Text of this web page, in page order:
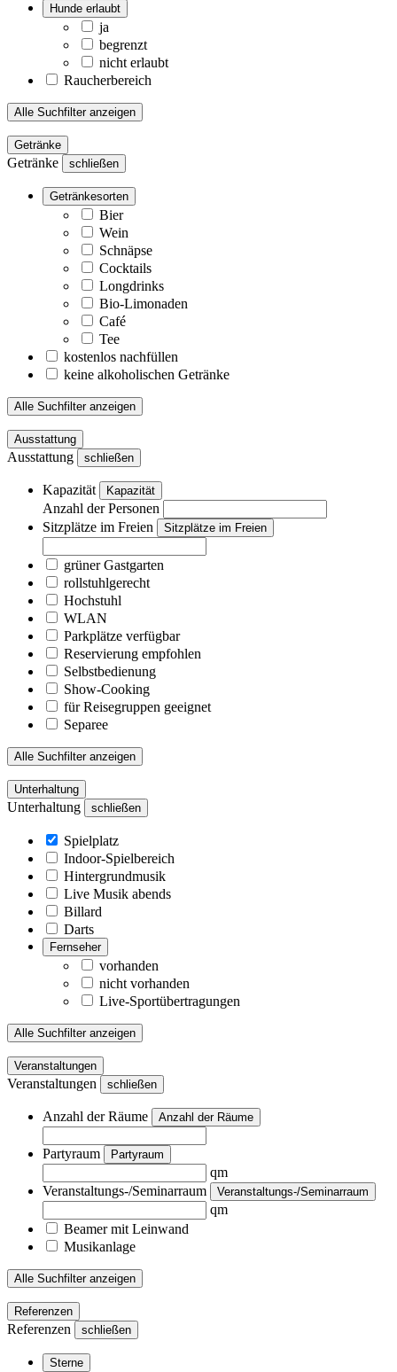
Hunde erlaubt
ja
begrenzt
nicht erlaubt
Raucherbereich
Alle Suchfilter anzeigen
Getränke
Getränke schließen
Getränkesorten
Bier
Wein
Schnäpse
Cocktails
Longdrinks
Bio-Limonaden
Café
Tee
kostenlos nachfüllen
keine alkoholischen Getränke
Alle Suchfilter anzeigen
Ausstattung
Ausstattung schließen
Kapazität Kapazität
Anzahl der Personen
Sitzplätze im Freien
Sitzplätze im Freien
grüner Gastgarten
rollstuhlgerecht
Hochstuhl
WLAN
Parkplätze verfügbar
Reservierung empfohlen
Selbstbedienung
Show-Cooking
für Reisegruppen geeignet
Separee
Alle Suchfilter anzeigen
Unterhaltung
Unterhaltung schließen
Spielplatz
Indoor-Spielbereich
Hintergrundmusik
Live Musik abends
Billard
Darts
Fernseher
vorhanden
nicht vorhanden
Live-Sportübertragungen
Alle Suchfilter anzeigen
Veranstaltungen
Veranstaltungen schließen
Anzahl der Räume Anzahl der Räume
Partyraum Partyraum
qm
Veranstaltungs-/Seminarraum
Veranstaltungs-/Seminarraum
qm
Beamer mit Leinwand
Musikanlage
Alle Suchfilter anzeigen
Referenzen
Referenzen schließen
Sterne